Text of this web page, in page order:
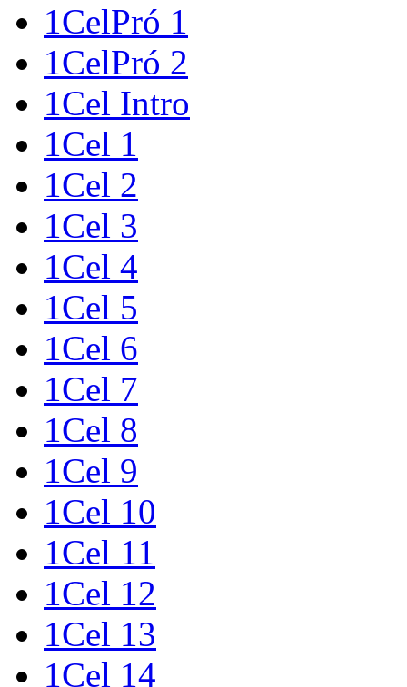
1CelPró 1
1CelPró 2
1Cel Intro
1Cel 1
1Cel 2
1Cel 3
1Cel 4
1Cel 5
1Cel 6
1Cel 7
1Cel 8
1Cel 9
1Cel 10
1Cel 11
1Cel 12
1Cel 13
1Cel 14